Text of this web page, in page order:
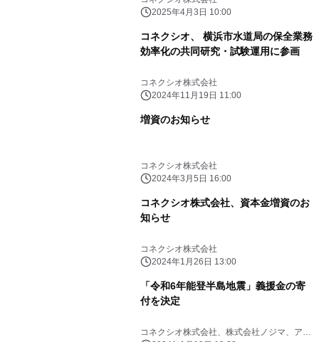
IoTソリューションを展示
2025年4月3日 10:00
コネクシオ、 横浜市水道局の保全業務
効率化の共同研究・試験運用に参画
コネクシオ株式会社
2024年11月19日 11:00
増資のお知らせ
コネクシオ株式会社
2024年3月5日 16:00
コネクシオ株式会社、資本金増資のお
知らせ
コネクシオ株式会社
2024年1月26日 13:00
「令和6年能登半島地震」義援金の寄
付を決定
コネクシオ株式会社、株式会社ノジマ、ア